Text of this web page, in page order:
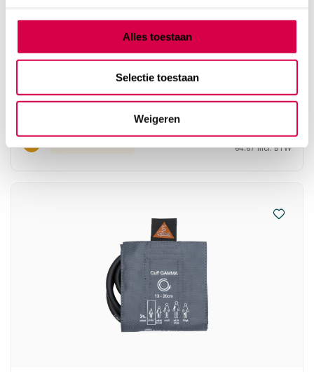
Alles toestaan
Selectie toestaan
Weigeren
dijbeen, 1 slang (set)
1 stuk, 20cm x 86cm, dijbeen
53.45
64.67incl. BTW